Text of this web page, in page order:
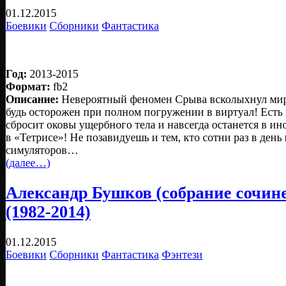
01.12.2015
Боевики Сборники Фантастика
Год: 2013-2015
Формат: fb2
Описание: Невероятный феномен Срыва всколыхнул
будь осторожен при полном погружении в виртуал!
сбросит оковы ущербного тела и навсегда останется в
в «Тетрисе»! Не позавидуешь и тем, кто сотни раз в
симуляторов…
(далее…)
Александр Бушков (собрание
(1982-2014)
01.12.2015
Боевики Сборники Фантастика Фэнтези